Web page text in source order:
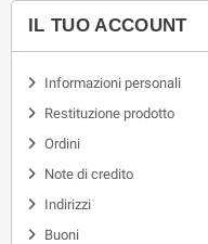
IL TUO ACCOUNT
Informazioni personali
Restituzione prodotto
Ordini
Note di credito
Indirizzi
Buoni